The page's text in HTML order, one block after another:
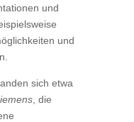
und
und
sich etwa
, die